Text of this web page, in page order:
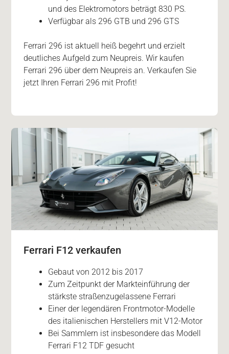
und des Elektromotors beträgt 830 PS.
Verfügbar als 296 GTB und 296 GTS
Ferrari 296 ist aktuell heiß begehrt und erzielt
deutliches Aufgeld zum Neupreis. Wir kaufen
Ferrari 296 über dem Neupreis an. Verkaufen Sie
jetzt Ihren Ferrari 296 mit Profit!
Ferrari F12 verkaufen
Gebaut von 2012 bis 2017
Zum Zeitpunkt der Markteinführung der
stärkste straßenzugelassene Ferrari
Einer der legendären Frontmotor-Modelle
des italienischen Herstellers mit V12-Motor
Bei Sammlern ist insbesondere das Modell
Ferrari F12 TDF gesucht